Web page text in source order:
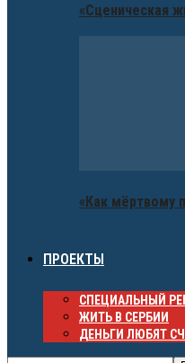
«Сценическая
«Как мёртвому
ПРОЕКТЫ
СПЕЦИАЛЬНЫЙ
ЖИТЬ В СЕРБИИ
ДЕНЬГИ ЛЮБЯТ